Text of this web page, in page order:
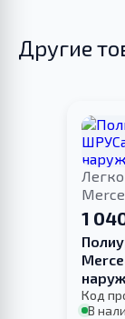
Другие
1
Код
В